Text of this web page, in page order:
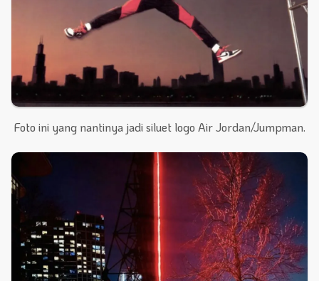
Foto ini yang nantinya jadi siluet logo Air Jordan/Jumpman.